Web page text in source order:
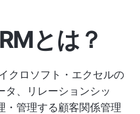
とは？
クロソフト・エクセルの
タ、リレーションシッ
・管理する顧客関係管理